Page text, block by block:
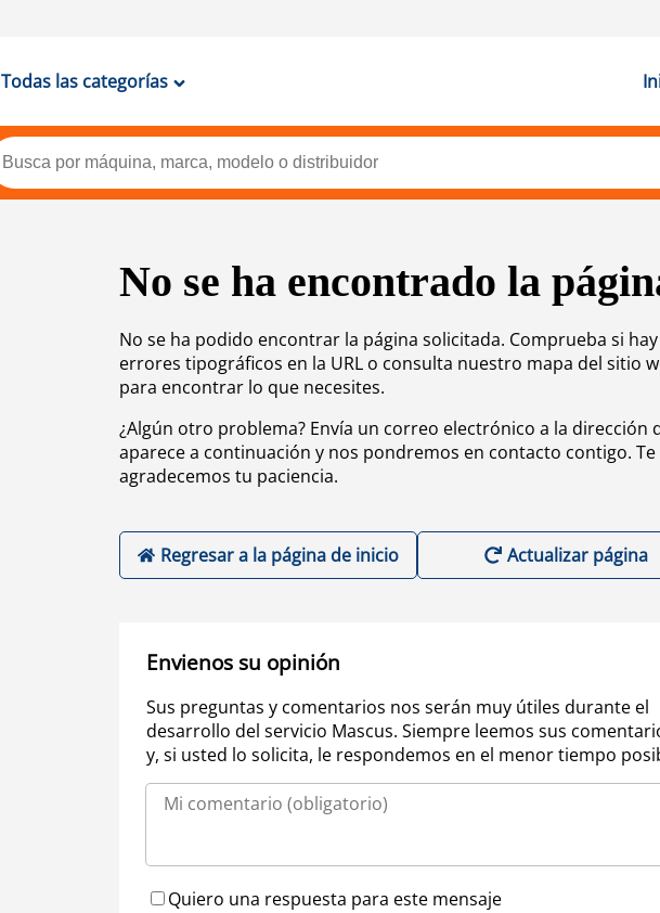
Todas las categorías
No se ha encontrado la
No se ha podido encontrar la página solicitada. Comprueba si hay
errores tipográficos en la URL o consulta nuestro mapa del sitio
para encontrar lo que necesites.
¿Algún otro problema? Envía un correo electrónico a la dirección
aparece a continuación y nos pondremos en contacto contigo. Te
agradecemos tu paciencia.
Regresar a la página de inicio Actualizar página
Envienos su opinión
Sus preguntas y comentarios nos serán muy útiles durante el
desarrollo del servicio Mascus. Siempre leemos sus
y, si usted lo solicita, le respondemos en el menor tiempo
Quiero una respuesta para este mensaje